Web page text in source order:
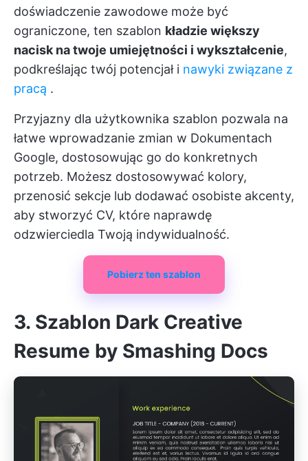
doświadczenie zawodowe może być
ograniczone, ten szablon kładzie większy
nacisk na twoje umiejętności i wykształcenie,
podkreślając twój potencjał i nawyki związane z
pracą .
Przyjazny dla użytkownika szablon pozwala na
łatwe wprowadzanie zmian w Dokumentach
Google, dostosowując go do konkretnych
potrzeb. Możesz dostosowywać kolory,
przenosić sekcje lub dodawać osobiste akcenty,
aby stworzyć CV, które naprawdę
odzwierciedla Twoją indywidualność.
Pobierz ten szablon
3. Szablon Dark Creative
Resume by Smashing Docs